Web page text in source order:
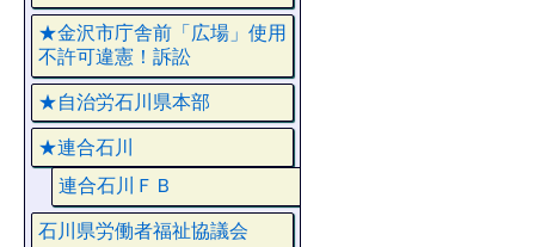
★金沢市庁舎前「広場」使用
不許可違憲！訴訟
★自治労石川県本部
★連合石川
連合石川ＦＢ
石川県労働者福祉協議会